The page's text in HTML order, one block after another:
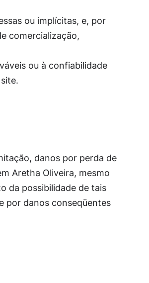
ou implícitas, e, por
comercialização,
​​ou à confiabilidade
danos por perda de
Aretha Oliveira, mesmo
da possibilidade de tais
por danos conseqüentes